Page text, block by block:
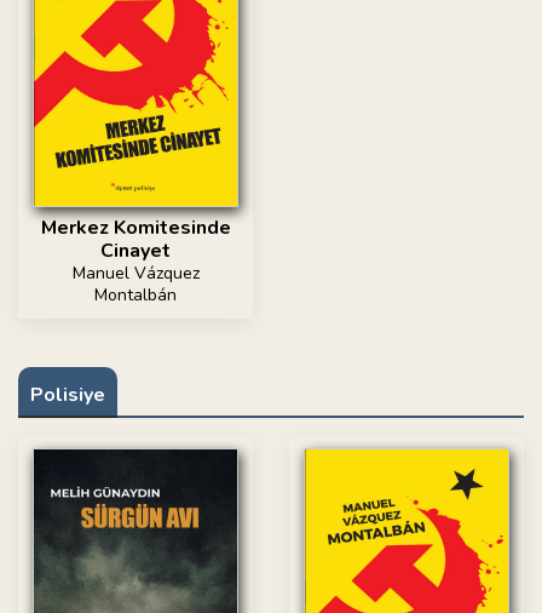
Merkez Komitesinde
Cinayet
Manuel Vázquez
Montalbán
Polisiye